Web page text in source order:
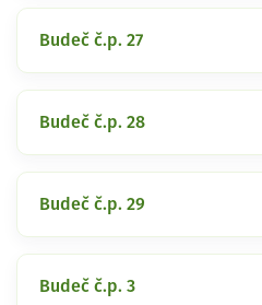
Budeč č.p. 27
Budeč č.p. 28
Budeč č.p. 29
Budeč č.p. 3